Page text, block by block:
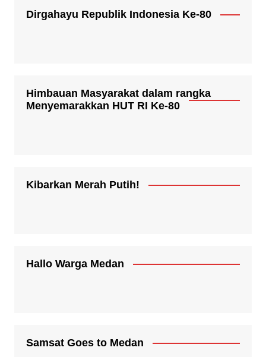
Dirgahayu Republik Indonesia Ke-80
Himbauan Masyarakat dalam rangka
Menyemarakkan HUT RI Ke-80
Kibarkan Merah Putih!
Hallo Warga Medan
Samsat Goes to Medan